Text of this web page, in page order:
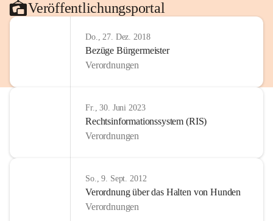
Veröffentlichungsportal
Do., 27. Dez. 2018
Bezüge Bürgermeister
Verordnungen
Fr., 30. Juni 2023
Rechtsinformationssystem (RIS)
Verordnungen
So., 9. Sept. 2012
Verordnung über das Halten von Hunden
Verordnungen